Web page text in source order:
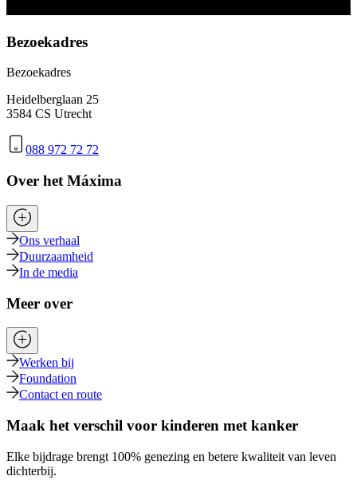
Bezoekadres
Bezoekadres
Heidelberglaan 25
3584 CS Utrecht
088 972 72 72
Over het Máxima
Ons verhaal
Duurzaamheid
In de media
Meer over
Werken bij
Foundation
Contact en route
Maak het verschil voor kinderen met kanker
Elke bijdrage brengt 100% genezing en betere kwaliteit van leven
dichterbij.